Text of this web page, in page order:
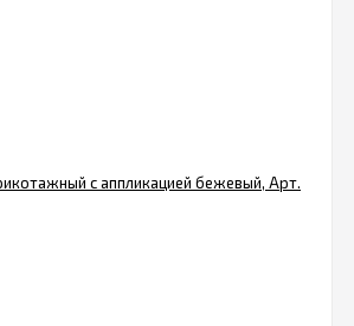
с аппликацией бежевый, Арт.